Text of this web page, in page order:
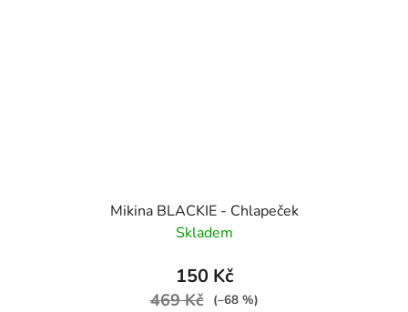
Mikina BLACKIE - Chlapeček
Skladem
150 Kč
469 Kč (–68 %)